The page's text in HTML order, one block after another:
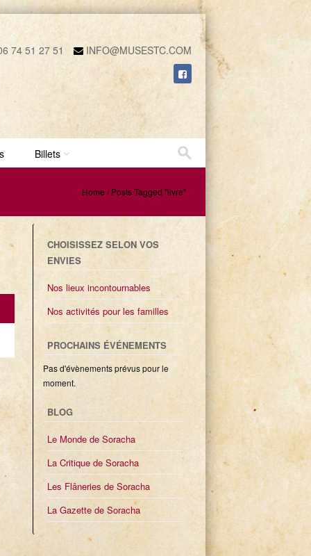
74 51 27 51 INFO@MUSESTC.COM
Billets
Home /Posts Tagged "livre"
CHOISISSEZ SELON VOS
ENVIES
Nos lieux incontournables
Nos activités pour les familles
PROCHAINS ÉVÉNEMENTS
Pas d'évènements prévus pour le
moment.
BLOG
Le Monde de Soracha
La Critique de Soracha
Les Flâneries de Soracha
La Gazette de Soracha